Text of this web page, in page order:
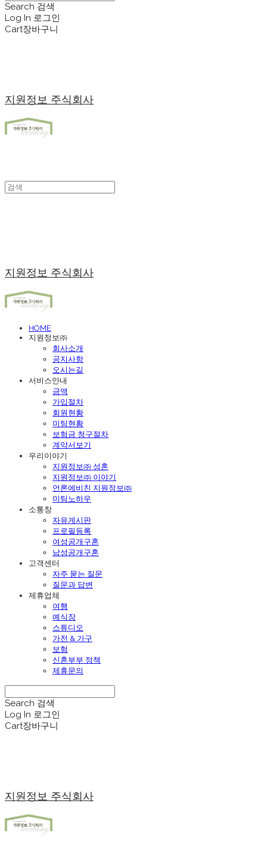
Search 검색
Log In 로그인
Cart장바구니
지원정보 주식회사
지원정보 주식회사
HOME
지원정보㈜
회사소개
공지사항
오시는길
서비스안내
금액
가입절차
회원현황
미팅현황
보험금 청구절차
계약서보기
우리이야기
지원정보㈜ 성혼
지원정보㈜ 이야기
언론에비친 지원정보㈜
미팅노하우
소통창
자유게시판
프로필등록
여성공개구혼
남성공개구혼
고객센터
자주 묻는 질문
질문과 답변
제휴업체
여행
예식장
스튜디오
가전 & 가구
보험
신혼부부 정책
제휴문의
Search 검색
Log In 로그인
Cart장바구니
지원정보 주식회사